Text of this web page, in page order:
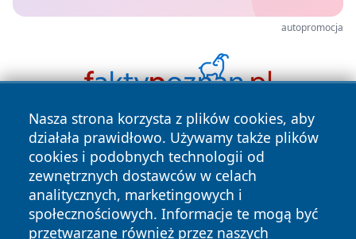
autopromocja
Nasza strona korzysta z plików cookies, aby
działała prawidłowo. Używamy także plików
cookies i podobnych technologii od
zewnętrznych dostawców w celach
analitycznych, marketingowych i
społecznościowych. Informacje te mogą być
przetwarzane również przez naszych
Copyright © 2026 naszkedzierzyn.pl Wszystkie prawa